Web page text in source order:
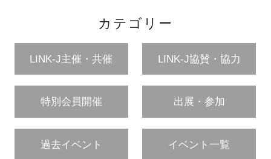
カテゴリー
LINK-J主催・共催 LINK-J協賛・協力
特別会員開催 出展・参加
過去イベント イベント一覧